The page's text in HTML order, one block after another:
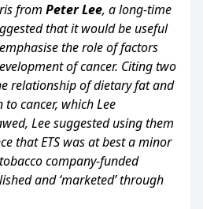
from Peter Lee, a long-time
that it would be useful
the role of factors
of cancer. Citing two
relationship of dietary fat and
cancer, which Lee
Lee suggested using them
that ETS was at best a minor
company-funded
and ‘marketed’ through